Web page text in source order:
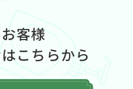
客様
こちらから